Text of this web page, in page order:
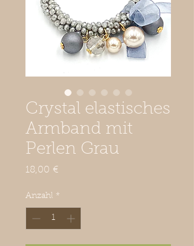
Crystal elastisches
Armband mit
Perlen Grau
18,00 €Preis
Anzahl *